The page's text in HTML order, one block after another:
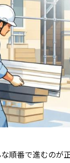
順番で進むのが